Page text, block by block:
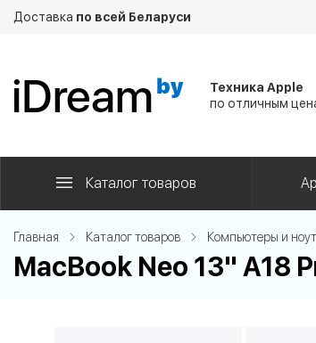
Доставка по всей Беларуси
Техника Apple
по отличным
Каталог товаров
Главная Каталог товаров Компьютеры и
MacBook Neo 13" A18